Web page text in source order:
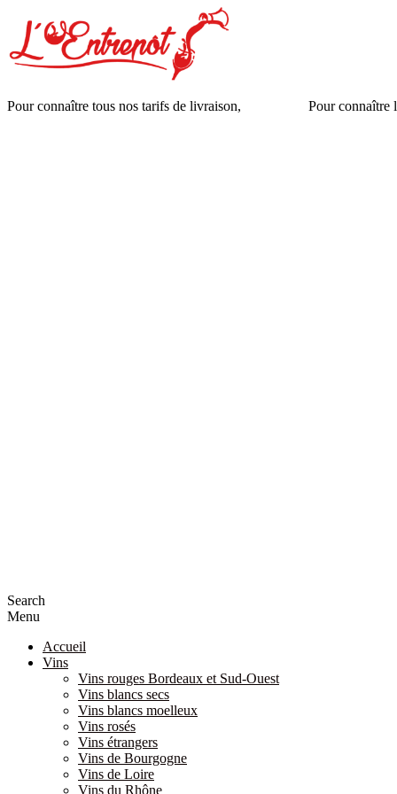
Pour connaître tous nos tarifs de livraison, Pour connaître
Search
Menu
Accueil
Vins
Vins rouges Bordeaux et Sud-Ouest
Vins blancs secs
Vins blancs moelleux
Vins rosés
Vins étrangers
Vins de Bourgogne
Vins de Loire
Vins du Rhône